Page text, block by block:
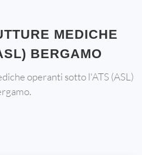
MEDICHE
BERGAMO
operanti sotto l'ATS (ASL)